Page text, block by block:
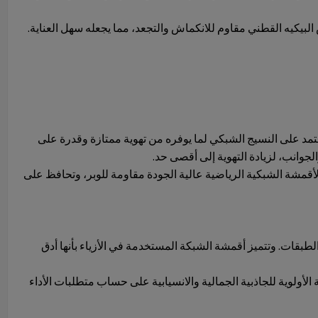
القطني مقاوم للانكماش والتجعد، مما يجعله سهل العناية.
على النسيج الشبكي لما يوفره من تهوية ممتازة وقدرة على
لزيادة التهوية إلى أقصى حد.
الشبكية الرياضية عالية الجودة مقاومة للوبر، وتحافظ على
وتتميز أقمشة الشبكة المستخدمة في الأزياء بأنها أدق
للجاذبية الجمالية والانسيابية على حساب متطلبات الأداء